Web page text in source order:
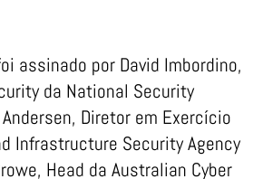
assinado por David Imbordino,
da National Security
Diretor em Exercício
Infrastructure Security Agency
Head da Australian Cyber